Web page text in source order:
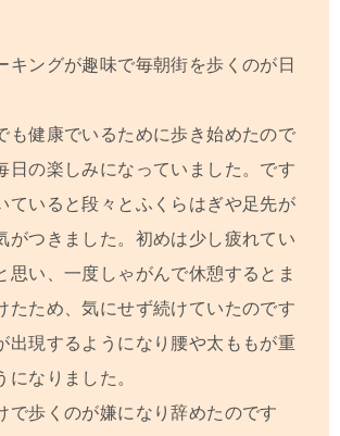
キングが趣味で毎朝街を歩くのが日
も健康でいるために歩き始めたので
日の楽しみになっていました。です
ていると段々とふくらはぎや足先が
がつきました。初めは少し疲れてい
思い、一度しゃがんで休憩するとま
たため、気にせず続けていたのです
出現するようになり腰や太ももが重
になりました。
で歩くのが嫌になり辞めたのです